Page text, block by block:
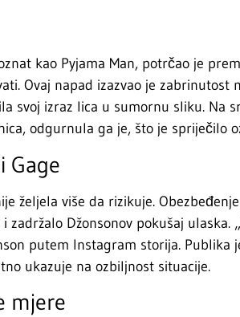
kao Pyjama Man, potrčao je
Ovaj napad izazvao je zabrinutost
svoj izraz lica u sumornu sliku. Na
odgurnula ga je, što je spriječilo
Gage
željela više da rizikuje.
Džonsonov pokušaj ulaska.
putem Instagram storija. Publika
ukazuje na ozbiljnost situacije.
mjere